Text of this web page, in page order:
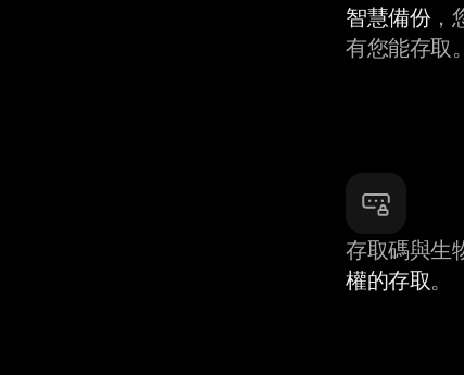
智慧備份，
有您能存取。
存取碼與生
權的存取。